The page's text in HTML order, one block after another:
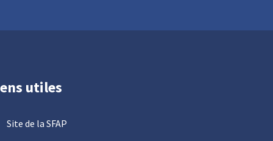
utiles
Site de la SFAP